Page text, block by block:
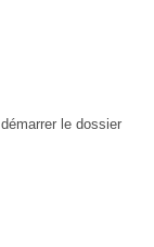
le dossier